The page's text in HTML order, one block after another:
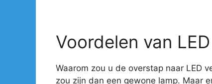
Voordelen van
Waarom zou u de overstap naar LED
zou zijn dan een gewone lamp. Maar